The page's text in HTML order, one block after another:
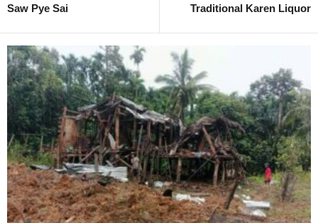
Saw Pye Sai
Traditional Karen Liquor